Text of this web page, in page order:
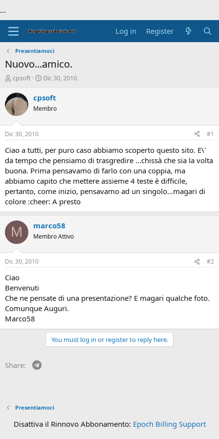
...
Log in Register
Presentiamoci
Nuovo...amico.
T
r
e
a
d
t
a
t
e
r
cpsoft
S
a
t
t
e
Dic 30, 2010
cpsoft
Membro
Dic 30, 2010 #1
Ciao a tutti, per puro caso abbiamo scoperto questo sito. E\'
da tempo che pensiamo di trasgredire ...chissà che sia la volta
buona. Prima pensavamo di farlo con una coppia, ma
abbiamo capito che mettere assieme 4 teste è difficile,
pertanto, come inizio, pensavamo ad un singolo...magari di
colore :cheer: A presto
M marco58
Membro Attivo
Dic 30, 2010 #2
Ciao
Benvenuti
Che ne pensate di una presentazione? E magari qualche foto.
Comunque Auguri.
Marco58
You must log in or register to reply here.
Share:
Presentiamoci
Disattiva il Rinnovo Abbonamento: Epoch Billing Support